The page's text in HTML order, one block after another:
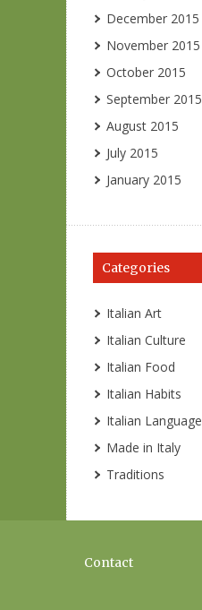
December 2015
November 2015
October 2015
September 2015
August 2015
July 2015
January 2015
Categories
Italian Art
Italian Culture
Italian Food
Italian Habits
Italian Language
Made in Italy
Traditions
Contact